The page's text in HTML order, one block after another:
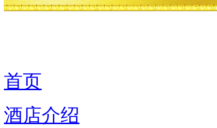
首页
酒店介绍